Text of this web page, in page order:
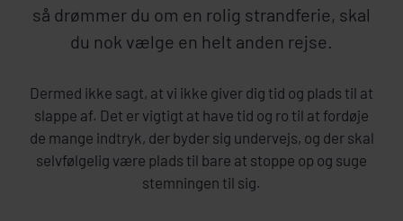
så drømmer du om en rolig strandferie, skal
du nok vælge en helt anden rejse.
Dermed ikke sagt, at vi ikke giver dig tid og plads til at
slappe af. Det er vigtigt at have tid og ro til at fordøje
de mange indtryk, der byder sig undervejs, og der skal
selvfølgelig være plads til bare at stoppe op og suge
stemningen til sig.